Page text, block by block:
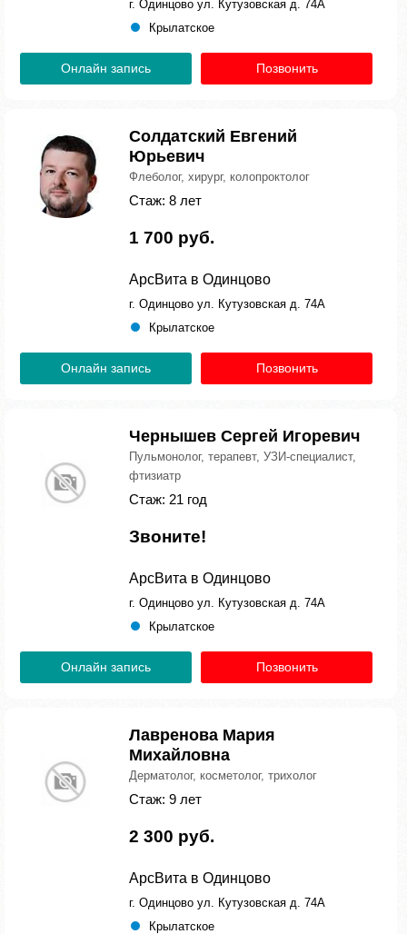
г. Одинцово ул. Кутузовская д. 74А
Крылатское
Онлайн запись Позвонить
Солдатский Евгений
Юрьевич
Флеболог, хирург, колопроктолог
Стаж: 8 лет
1 700 руб.
АрсВита в Одинцово
г. Одинцово ул. Кутузовская д. 74А
Крылатское
Онлайн запись Позвонить
Чернышев Сергей Игоревич
Пульмонолог, терапевт, УЗИ-специалист,
фтизиатр
Стаж: 21 год
Звоните!
АрсВита в Одинцово
г. Одинцово ул. Кутузовская д. 74А
Крылатское
Онлайн запись Позвонить
Лавренова Мария
Михайловна
Дерматолог, косметолог, трихолог
Стаж: 9 лет
2 300 руб.
АрсВита в Одинцово
г. Одинцово ул. Кутузовская д. 74А
Крылатское